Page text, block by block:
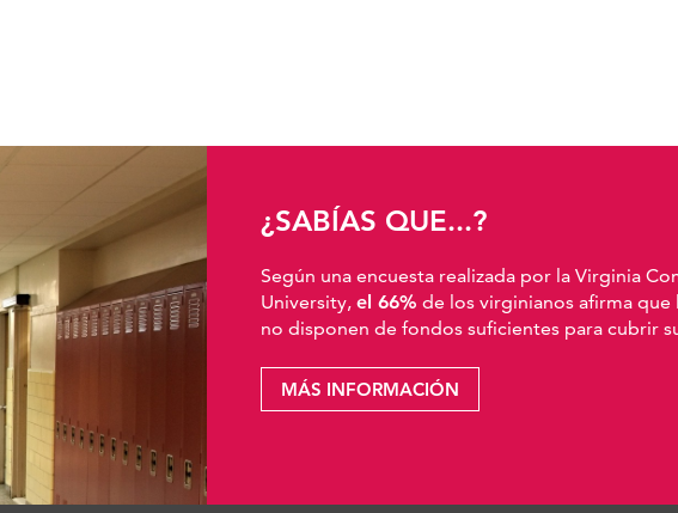
¿SABÍAS QUE...?
Según una encuesta realizada por la Virginia
University, el 66% de los virginianos afirma que
no disponen de fondos suficientes para cubrir
MÁS INFORMACIÓN